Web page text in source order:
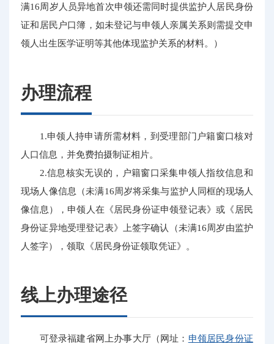
满16周岁人员异地首次申领还需同时提供监护人居民身份
证和居民户口簿，如未登记与申领人亲属关系则需提交申
领人出生医学证明等其他体现监护关系的材料。）
办理流程
1.申领人持申请所需材料，到受理部门户籍窗口核对
人口信息，并免费拍摄制证相片。
2.信息核实无误的，户籍窗口采集申领人指纹信息和
现场人像信息（未满16周岁将采集与监护人同框的现场人
像信息），申领人在《居民身份证申领登记表》或《居民
身份证异地受理登记表》上签字确认（未满16周岁由监护
人签字），领取《居民身份证领取凭证》。
线上办理途径
可登录福建省网上办事大厅（网址： 申领居民身份证